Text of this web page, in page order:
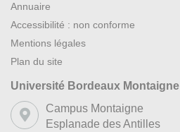
Annuaire
Accessibilité : non conforme
Mentions légales
Plan du site
Université Bordeaux Montaigne
Campus Montaigne
Esplanade des Antilles